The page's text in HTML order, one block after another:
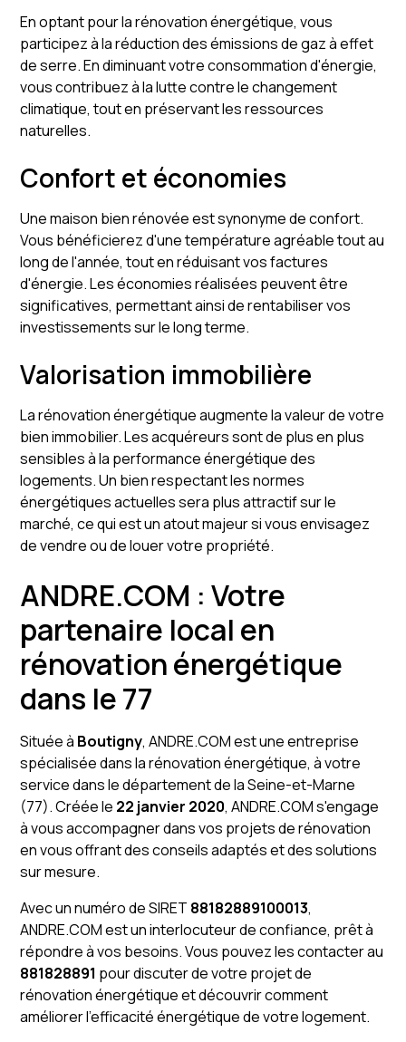
En optant pour la rénovation énergétique, vous
participez à la réduction des émissions de gaz à effet
de serre. En diminuant votre consommation d'énergie,
vous contribuez à la lutte contre le changement
climatique, tout en préservant les ressources
naturelles.
Confort et économies
Une maison bien rénovée est synonyme de confort.
Vous bénéficierez d'une température agréable tout au
long de l'année, tout en réduisant vos factures
d'énergie. Les économies réalisées peuvent être
significatives, permettant ainsi de rentabiliser vos
investissements sur le long terme.
Valorisation immobilière
La rénovation énergétique augmente la valeur de votre
bien immobilier. Les acquéreurs sont de plus en plus
sensibles à la performance énergétique des
logements. Un bien respectant les normes
énergétiques actuelles sera plus attractif sur le
marché, ce qui est un atout majeur si vous envisagez
de vendre ou de louer votre propriété.
ANDRE.COM : Votre
partenaire local en
rénovation énergétique
dans le 77
Située à Boutigny, ANDRE.COM est une entreprise
spécialisée dans la rénovation énergétique, à votre
service dans le département de la Seine-et-Marne
(77). Créée le 22 janvier 2020, ANDRE.COM s'engage
à vous accompagner dans vos projets de rénovation
en vous offrant des conseils adaptés et des solutions
sur mesure.
Avec un numéro de SIRET 88182889100013,
ANDRE.COM est un interlocuteur de confiance, prêt à
répondre à vos besoins. Vous pouvez les contacter au
881828891 pour discuter de votre projet de
rénovation énergétique et découvrir comment
améliorer l'efficacité énergétique de votre logement.